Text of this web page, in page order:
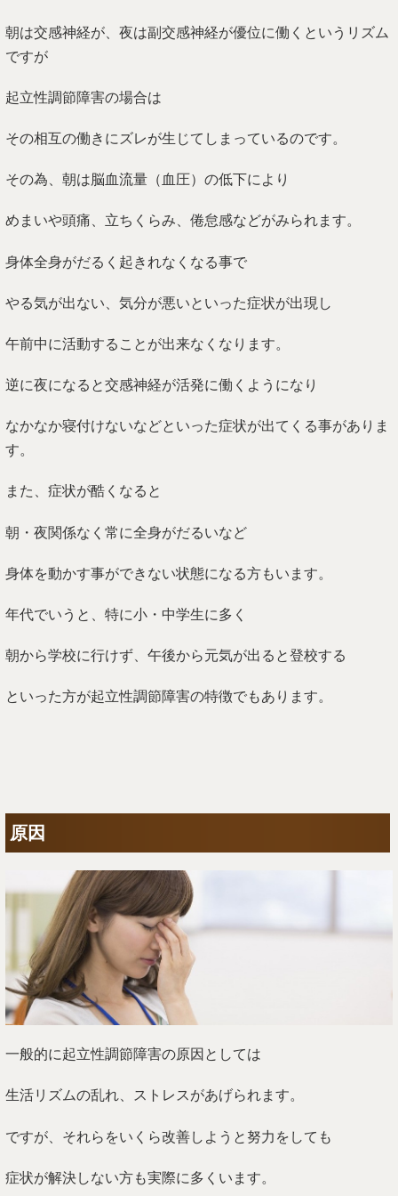
朝は交感神経が、夜は副交感神経が優位に働くというリズム
ですが
起立性調節障害の場合は
その相互の働きにズレが生じてしまっているのです。
その為、朝は脳血流量（血圧）の低下により
めまいや頭痛、立ちくらみ、倦怠感などがみられます。
身体全身がだるく起きれなくなる事で
やる気が出ない、気分が悪いといった症状が出現し
午前中に活動することが出来なくなります。
逆に夜になると交感神経が活発に働くようになり
なかなか寝付けないなどといった症状が出てくる事がありま
す。
また、症状が酷くなると
朝・夜関係なく常に全身がだるいなど
身体を動かす事ができない状態になる方もいます。
年代でいうと、特に小・中学生に多く
朝から学校に行けず、午後から元気が出ると登校する
といった方が起立性調節障害の特徴でもあります。
原因
一般的に起立性調節障害の原因としては
生活リズムの乱れ、ストレスがあげられます。
ですが、それらをいくら改善しようと努力をしても
症状が解決しない方も実際に多くいます。